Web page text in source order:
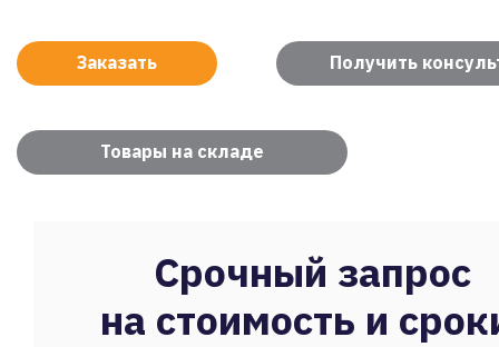
Заказать Получить
Товары на складе
Срочный запрос
на стоимость и